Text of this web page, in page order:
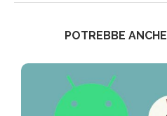
POTREBBE